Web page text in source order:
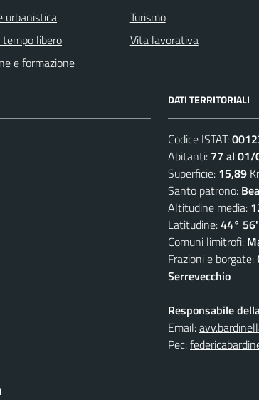
urbanistica
libero
e formazione
Turismo
Vita lavorativa
DATI TERRITORIALI
Codice ISTAT:
Abitanti: 77 al
Superficie: 15,89
Santo patrono:
Altitudine media:
Latitudine:44°
Comuni limitrofi:
Frazioni e borgate:
Serrevecchio
Responsabile
Email:
Pec: